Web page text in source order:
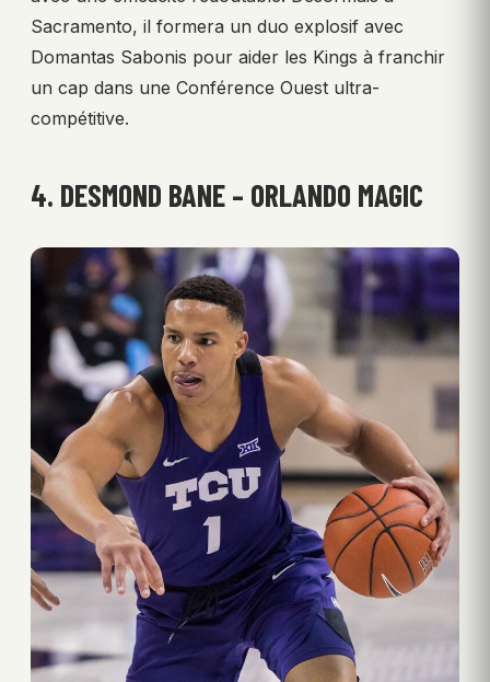
Sacramento, il formera un duo explosif avec
Domantas Sabonis pour aider les Kings à franchir
un cap dans une Conférence Ouest ultra-
compétitive.
4. DESMOND BANE – ORLANDO MAGIC